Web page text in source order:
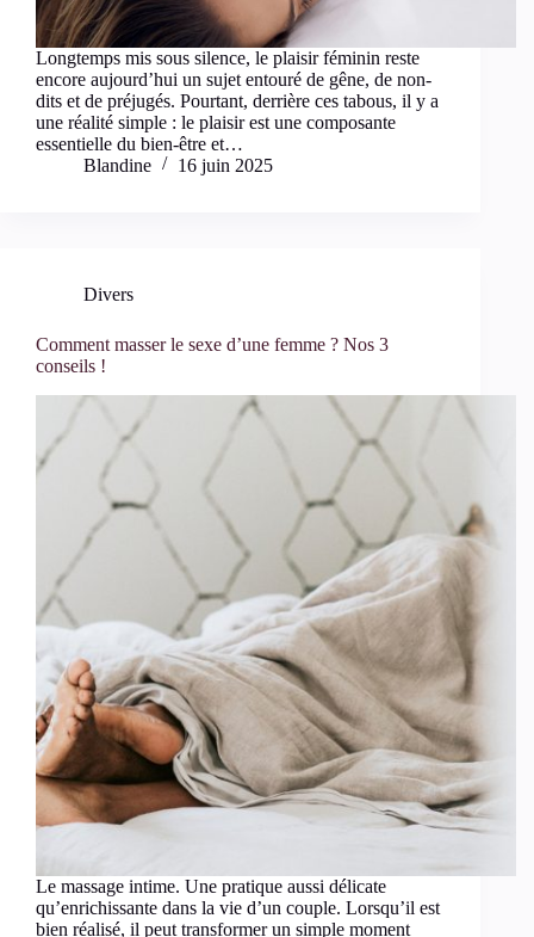
Longtemps mis sous silence, le plaisir féminin reste
encore aujourd’hui un sujet entouré de gêne, de non-
dits et de préjugés. Pourtant, derrière ces tabous, il y a
une réalité simple : le plaisir est une composante
essentielle du bien-être et…
Blandine
16 juin 2025
Divers
Comment masser le sexe d’une femme ? Nos 3
conseils !
Le massage intime. Une pratique aussi délicate
qu’enrichissante dans la vie d’un couple. Lorsqu’il est
bien réalisé, il peut transformer un simple moment